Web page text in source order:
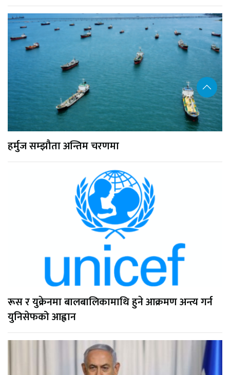
हर्मुज सम्झौता अन्तिम चरणमा
रूस र युक्रेनमा बालबालिकामाथि हुने आक्रमण अन्त्य गर्न
युनिसेफको आह्वान